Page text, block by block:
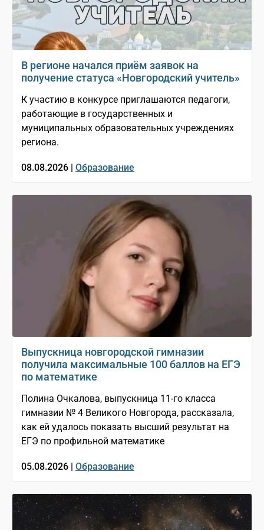
В регионе начался приём заявок на
получение статуса «Новгородский учитель»
К участию в конкурсе приглашаются педагоги,
работающие в государственных и
муниципальных образовательных учреждениях
региона.
08.08.2026 | Образование
Выпускница новгородской гимназии
получила максимальные 100 баллов на ЕГЭ
по математике
Полина Очкалова, выпускница 11-го класса
гимназии № 4 Великого Новгорода, рассказала,
как ей удалось показать высший результат на
ЕГЭ по профильной математике
05.08.2026 | Образование